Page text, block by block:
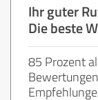
Ihr guter
Die beste
85 Prozent